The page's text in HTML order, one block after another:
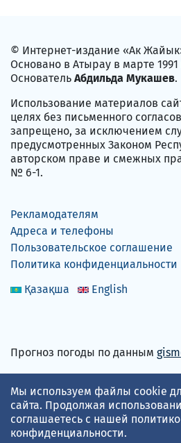
© Интернет-издание «Ак
Основано в Атырау в марте 1991
Основатель Абдильда Мукашев.
Использование материалов
целях без письменного
запрещено, за исключением
предусмотренных Законом
авторском праве и смежных
№ 6-1.
Рекламодателям
Адреса и телефоны
Пользовательское соглашение
Политика конфиденциальности
Қазақша
English
Прогноз погоды по данным
Принимаем карты
Мы используем файлы cookie
сайта. Продолжая
соглашаетесь с нашей
конфиденциальности.